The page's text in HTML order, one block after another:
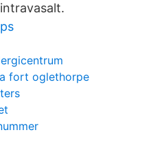
fort oglethorpe